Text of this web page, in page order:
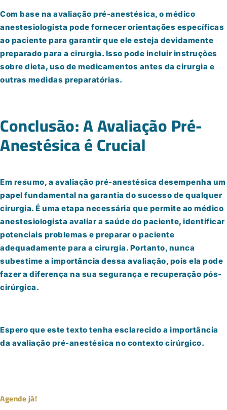
Com base na avaliação pré-anestésica, o médico
anestesiologista pode fornecer orientações específicas
ao paciente para garantir que ele esteja devidamente
preparado para a cirurgia. Isso pode incluir instruções
sobre dieta, uso de medicamentos antes da cirurgia e
outras medidas preparatórias.
Conclusão: A Avaliação Pré-
Anestésica é Crucial
Em resumo, a avaliação pré-anestésica desempenha um
papel fundamental na garantia do sucesso de qualquer
cirurgia. É uma etapa necessária que permite ao médico
anestesiologista avaliar a saúde do paciente, identificar
potenciais problemas e preparar o paciente
adequadamente para a cirurgia. Portanto, nunca
subestime a importância dessa avaliação, pois ela pode
fazer a diferença na sua segurança e recuperação pós-
cirúrgica.
Espero que este texto tenha esclarecido a importância
da avaliação pré-anestésica no contexto cirúrgico.
Agende já!